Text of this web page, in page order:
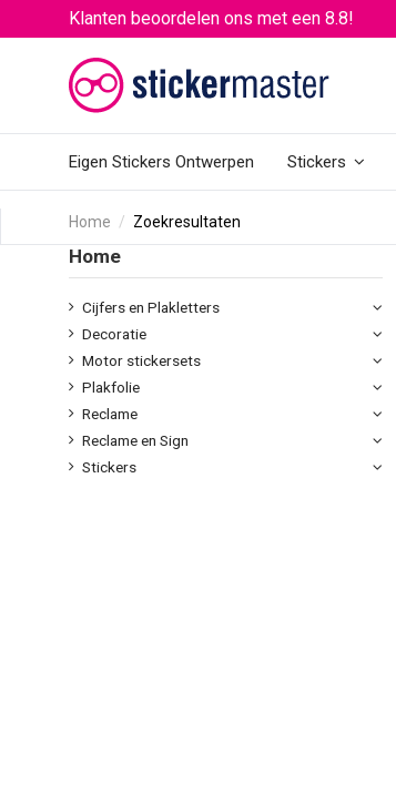
Klanten beoordelen ons met een 8.8!
Eigen Stickers Ontwerpen Stickers
Home Zoekresultaten
Home
Cijfers en Plakletters
Decoratie
Motor stickersets
Plakfolie
Reclame
Reclame en Sign
Stickers